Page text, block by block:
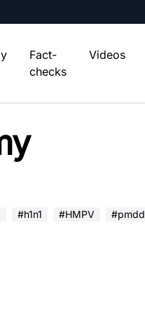
Fact-
checks
Videos
#h1n1 #HMPV #pmdd